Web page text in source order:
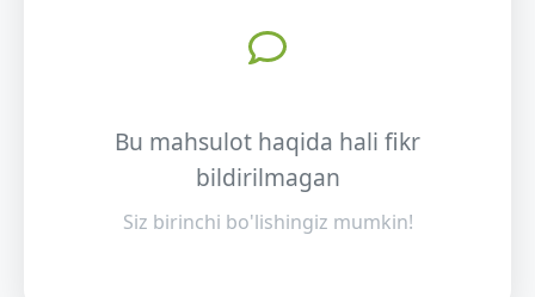
Bu mahsulot haqida hali fikr
bildirilmagan
Siz birinchi bo'lishingiz mumkin!